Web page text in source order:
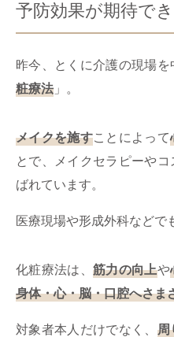
予防効果が期待で
昨今、とくに介護の現場を
粧療法 」。
メイクを施すことによって
とで、メイクセラピーや
ばれています。
医療現場や形成外科などで
化粧療法は、 筋力の向上や
身体・心・脳・口腔へさま
対象者本人だけでなく、 周